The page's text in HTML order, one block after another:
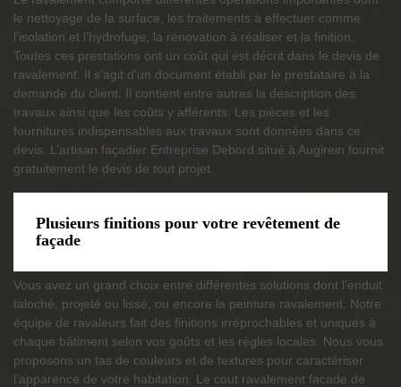
le nettoyage de la surface, les traitements à effectuer comme
l’isolation et l’hydrofuge, la rénovation à réaliser et la finition.
Toutes ces prestations ont un coût qui est décrit dans le devis de
ravalement. Il s’agit d’un document établi par le prestataire à la
demande du client. Il contient entre autres la description des
travaux ainsi que les coûts y afférents. Les pièces et les
fournitures indispensables aux travaux sont données dans ce
devis. L’artisan façadier Entreprise Debord situé à Augirein fournit
gratuitement le devis de tout projet.
Plusieurs finitions pour votre revêtement de
façade
Vous avez un grand choix entre différentes solutions dont l’enduit
taloché, projeté ou lissé, ou encore la peinture ravalement. Notre
équipe de ravaleurs fait des finitions irréprochables et uniques à
chaque bâtiment selon vos goûts et les règles locales. Nous vous
proposons un tas de couleurs et de textures pour caractériser
l'apparence de votre habitation. Le cout ravalement facade de